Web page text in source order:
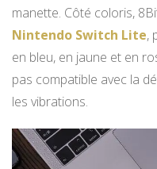
manette. Côté coloris,
Nintendo Switch Lite,
en bleu, en jaune et en
pas compatible avec la
les vibrations.